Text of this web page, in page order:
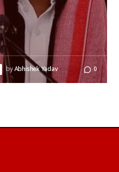
byAbhishek Yadav 0